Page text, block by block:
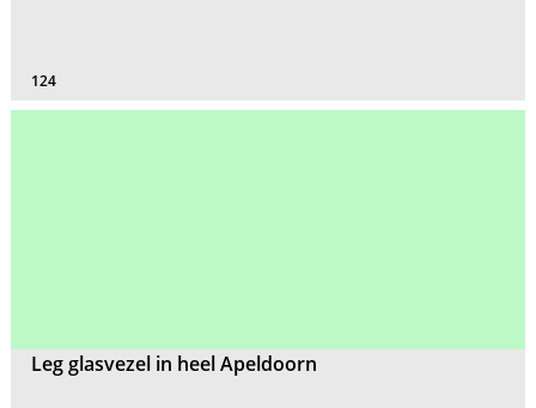
124
Leg glasvezel in heel Apeldoorn